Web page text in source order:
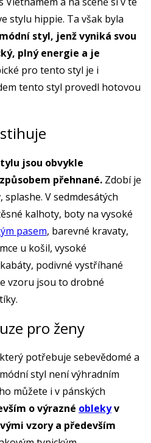
stylu hippie. Ta však byla
styl, jenž vyniká svou
plný energie a je
pro tento styl je i
tento styl provedl hotovou
jsou obvykle
přehnané. Zdobí je
V sedmdesátých
kalhoty, boty na vysoké
pasem, barevné kravaty,
u košil, vysoké
podivné vystříhané
vzoru jsou to drobné
pro ženy
potřebuje sebevědomé a
styl není výhradním
můžete i v pánských
o výrazné oblekyv
vzory a především